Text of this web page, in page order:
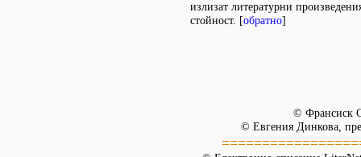
излизат литературни
стойност. [обратно]
© Франсиск
© Евгения Динкова,